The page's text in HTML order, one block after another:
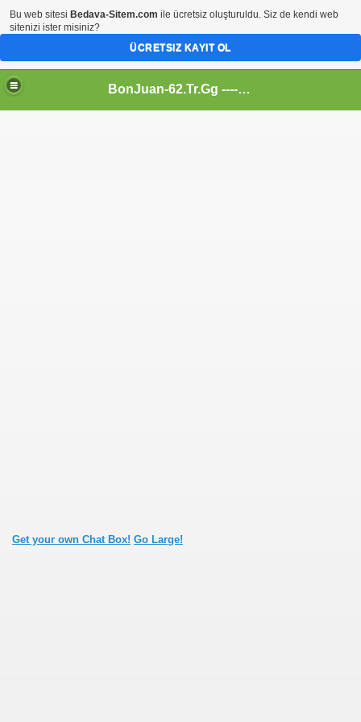
BonJuan-62.Tr.Gg ---- Alemin En Kral Sitesi
Get your own Chat Box! Go Large!
Bu web sitesi Bedava-Sitem.com ile ücretsiz oluşturuldu. Siz de kendi web
sitenizi ister misiniz?
ÜCRETSIZ KAYIT OL